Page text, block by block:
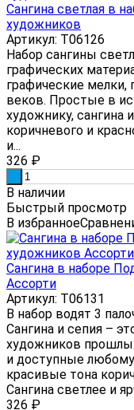
Сангина светлая в
художников
Артикул: Т06126
Набор сангины
графических
графические
веков. Простые в
художнику, сангина
коричневого и
и...
326 ₽
В наличии
Быстрый просмотр
В избранное
Сангина в наборе
Ассорти
Артикул: Т06131
В набор водят 3
Сангина и сепия –
художников
и доступные
красивые тона
Сангина светлее и
326 ₽